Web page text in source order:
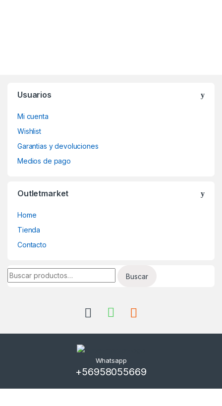
Usuarios
Mi cuenta
Wishlist
Garantias y devoluciones
Medios de pago
Outletmarket
Home
Tienda
Contacto
Buscar por:
Buscar
Whatsapp
+56958055669